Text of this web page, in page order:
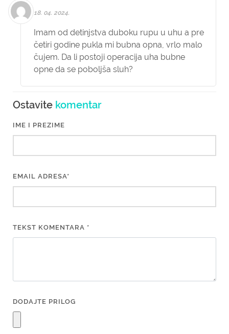
18. 04. 2024.
Imam od detinjstva duboku rupu u uhu a pre
četiri godine pukla mi bubna opna, vrlo malo
čujem. Da li postoji operacija uha bubne
opne da se poboljša sluh?
Ostavite komentar
IME I PREZIME
EMAIL ADRESA*
TEKST KOMENTARA *
DODAJTE PRILOG